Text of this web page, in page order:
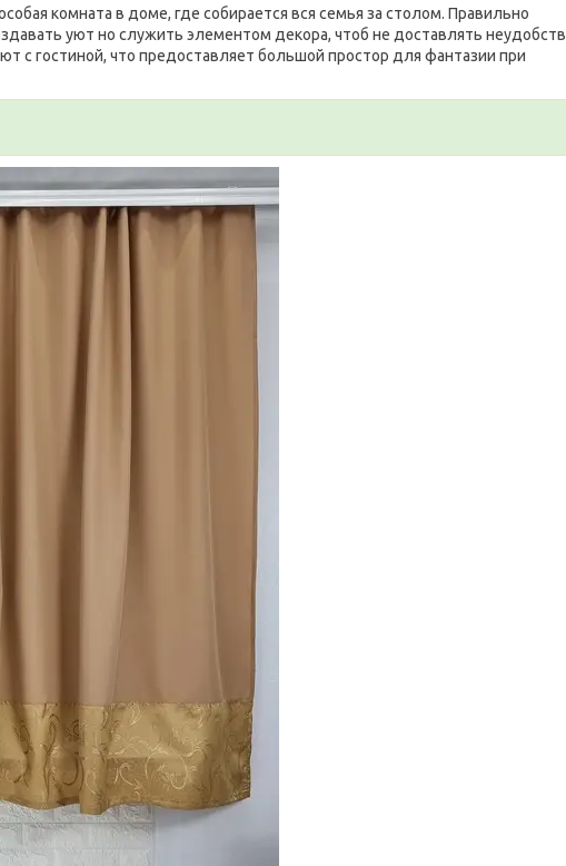
комната в доме, где собирается вся семья за столом. Правильно
уют но служить элементом декора, чтоб не доставлять неудобств
с гостиной, что предоставляет большой простор для фантазии при